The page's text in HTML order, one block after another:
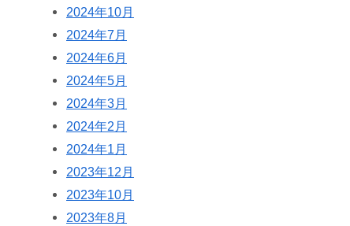
2024年10月
2024年7月
2024年6月
2024年5月
2024年3月
2024年2月
2024年1月
2023年12月
2023年10月
2023年8月